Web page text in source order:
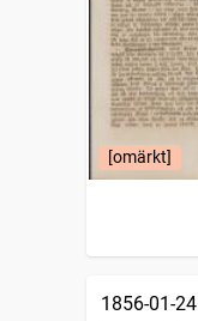
[omärkt]
1856-01-24